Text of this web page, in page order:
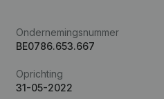
Ondernemingsnummer
BE0786.653.667
Oprichting
31-05-2022